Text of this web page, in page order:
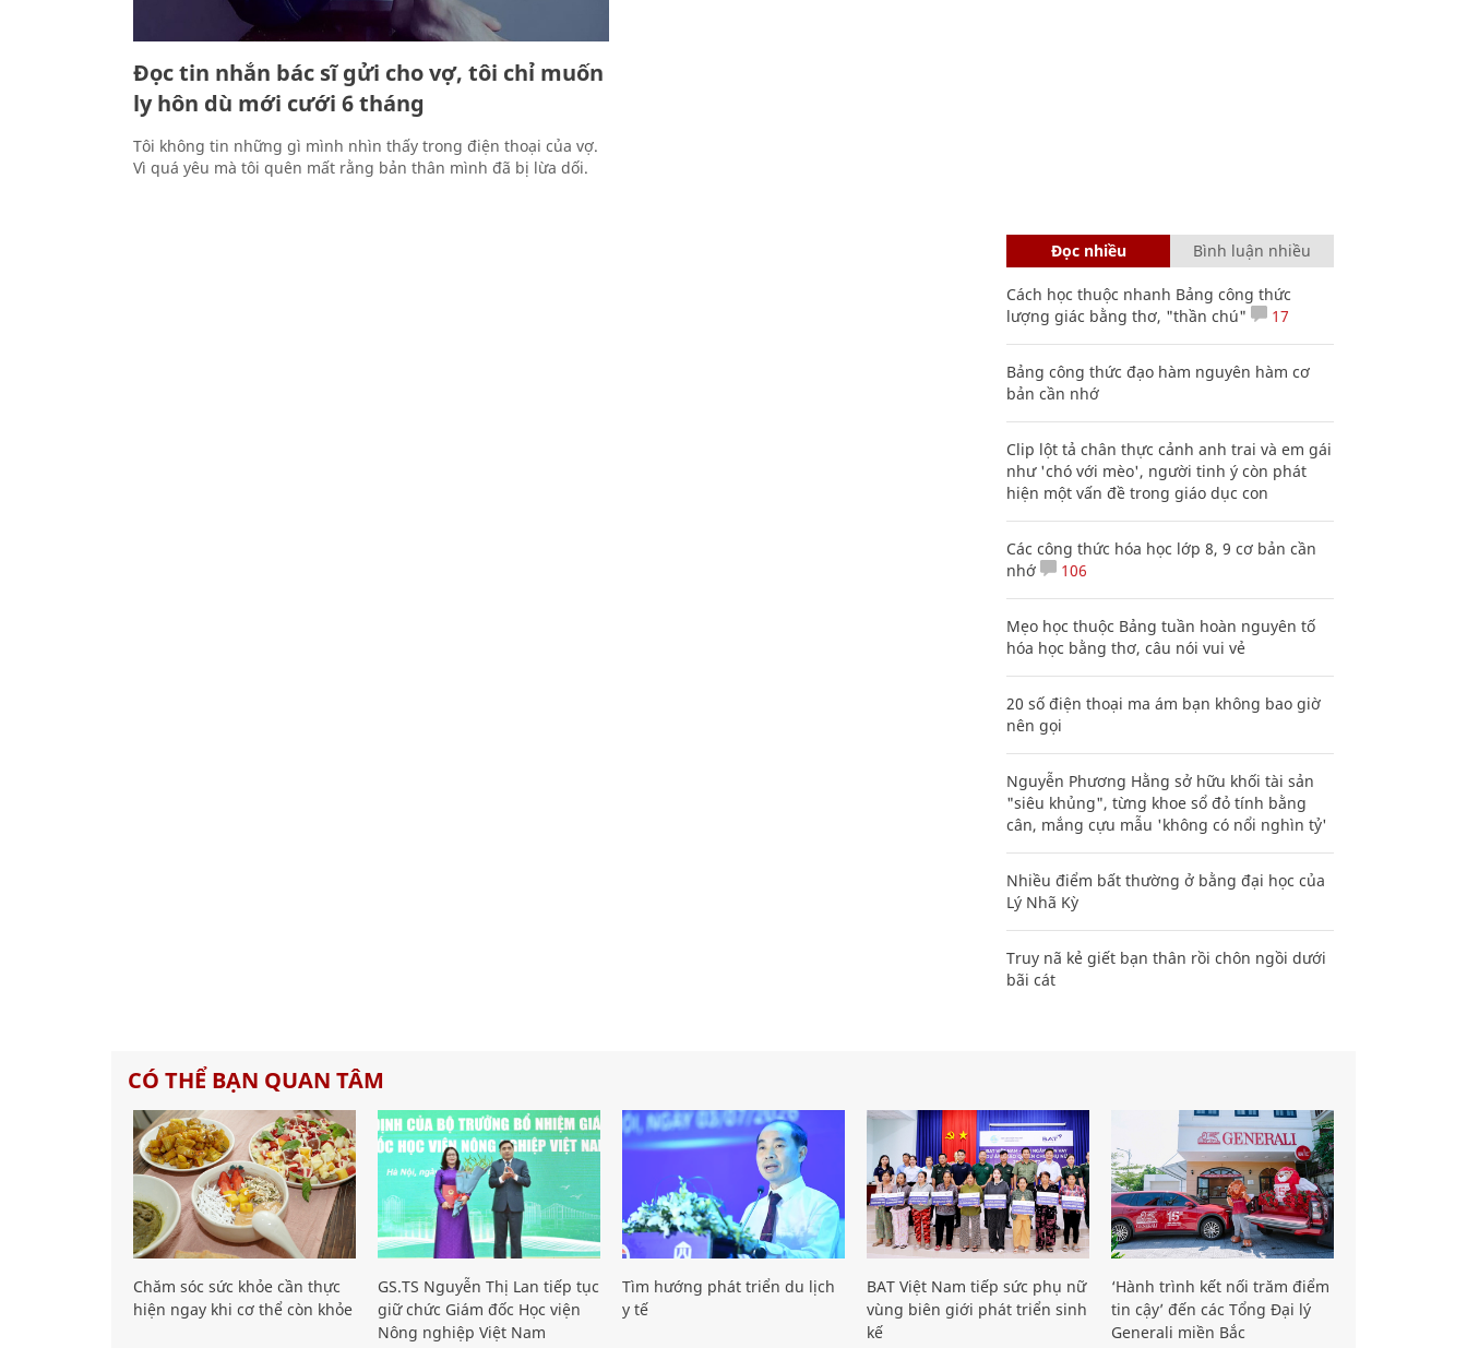
Đọc tin nhắn bác sĩ gửi cho vợ, tôi chỉ muốn
ly hôn dù mới cưới 6 tháng
Tôi không tin những gì mình nhìn thấy trong điện thoại của vợ.
Vì quá yêu mà tôi quên mất rằng bản thân mình đã bị lừa dối.
Đọc nhiều Bình luận nhiều
Cách học thuộc nhanh Bảng công thức
lượng giác bằng thơ, "thần chú"
17
Bảng công thức đạo hàm nguyên hàm cơ
bản cần nhớ
Clip lột tả chân thực cảnh anh trai và em gái
như 'chó với mèo', người tinh ý còn phát
hiện một vấn đề trong giáo dục con
Các công thức hóa học lớp 8, 9 cơ bản cần
nhớ
106
Mẹo học thuộc Bảng tuần hoàn nguyên tố
hóa học bằng thơ, câu nói vui vẻ
20 số điện thoại ma ám bạn không bao giờ
nên gọi
Nguyễn Phương Hằng sở hữu khối tài sản
"siêu khủng", từng khoe sổ đỏ tính bằng
cân, mắng cựu mẫu 'không có nổi nghìn tỷ'
Nhiều điểm bất thường ở bằng đại học của
Lý Nhã Kỳ
Truy nã kẻ giết bạn thân rồi chôn ngồi dưới
bãi cát
CÓ THỂ BẠN QUAN TÂM
Chăm sóc sức khỏe cần thực
hiện ngay khi cơ thể còn khỏe
GS.TS Nguyễn Thị Lan tiếp tục
giữ chức Giám đốc Học viện
Nông nghiệp Việt Nam
Tìm hướng phát triển du lịch
y tế
BAT Việt Nam tiếp sức phụ nữ
vùng biên giới phát triển sinh
kế
‘Hành trình kết nối trăm điểm
tin cậy’ đến các Tổng Đại lý
Generali miền Bắc